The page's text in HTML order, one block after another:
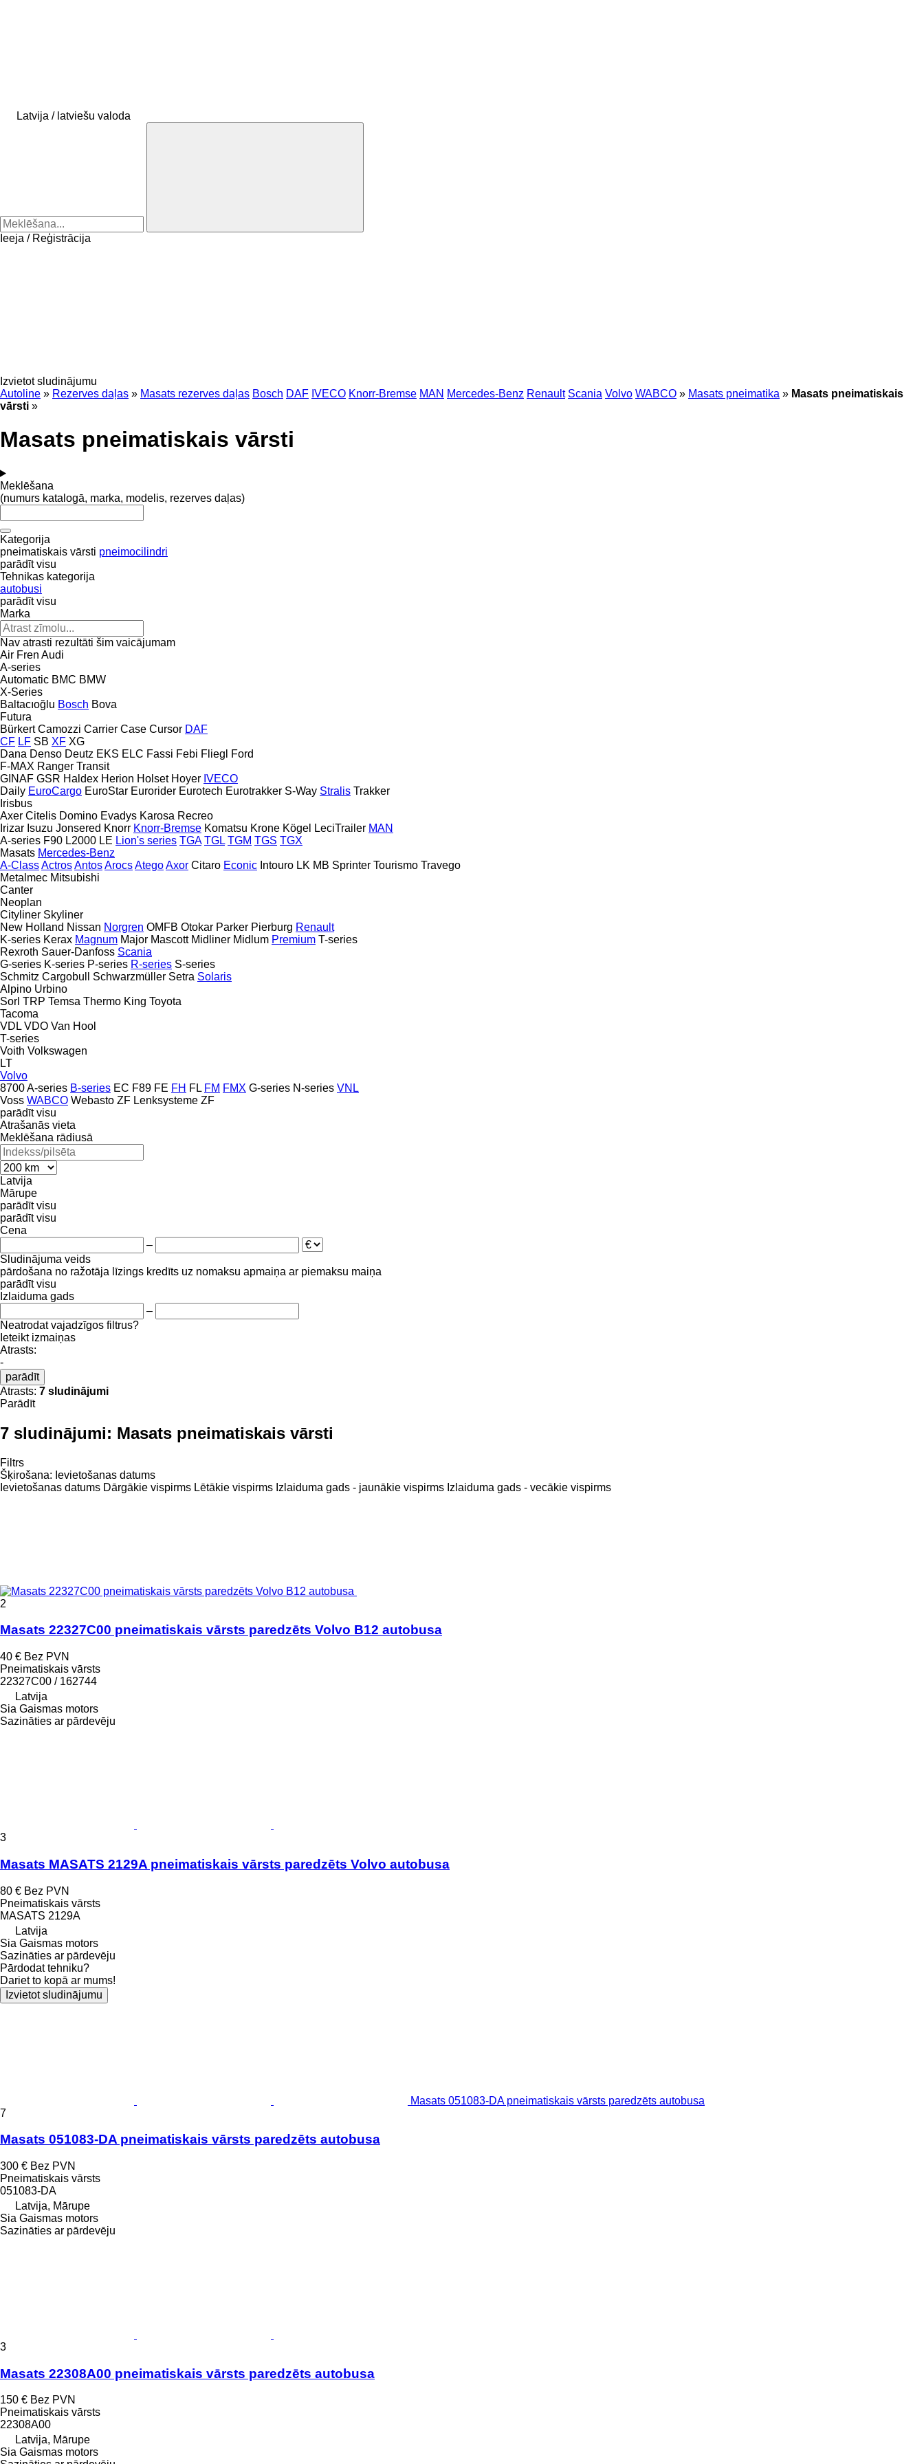
Latvija / latviešu valoda
Ieeja / Reģistrācija
Izvietot sludinājumu
Autoline » Rezerves daļas » Masats rezerves daļas Bosch DAF IVECO Knorr-Bremse MAN Mercedes-Benz Renault Scania Volvo WABCO » Masats pneimatika » Masats pneimatiskais
vārsti »
Masats pneimatiskais vārsti
Meklēšana
(numurs katalogā, marka, modelis, rezerves daļas)
Kategorija
pneimatiskais vārsti pneimocilindri
parādīt visu
Tehnikas kategorija
autobusi
parādīt visu
Marka
Nav atrasti rezultāti šim vaicājumam
Air Fren Audi
A-series
Automatic BMC BMW
X-Series
Baltacıoğlu Bosch Bova
Futura
Bürkert Camozzi Carrier Case Cursor DAF
CF LF SB XF XG
Dana Denso Deutz EKS ELC Fassi Febi Fliegl
Ford
F-MAX Ranger Transit
GINAF GSR Haldex Herion Holset Hoyer IVECO
Daily EuroCargo EuroStar Eurorider Eurotech Eurotrakker S-Way Stralis Trakker
Irisbus
Axer Citelis Domino Evadys Karosa Recreo
Irizar Isuzu Jonsered Knorr Knorr-Bremse Komatsu Krone Kögel LeciTrailer MAN
A-series F90 L2000 LE Lion's series TGA TGL TGM TGS TGX
Masats Mercedes-Benz
A-ClassActrosAntosArocsAtegoAxor Citaro Econic Intouro LK MB Sprinter Tourismo Travego
Metalmec Mitsubishi
Canter
Neoplan
Cityliner Skyliner
New Holland Nissan Norgren OMFB Otokar Parker Pierburg Renault
K-series Kerax Magnum Major Mascott Midliner Midlum Premium T-series
Rexroth Sauer-Danfoss Scania
G-series K-series P-series R-series S-series
Schmitz Cargobull
Schwarzmüller Setra Solaris
Alpino Urbino
Sorl TRP Temsa Thermo King Toyota
Tacoma
VDL VDO Van Hool
T-series
Voith Volkswagen
LT
Volvo
8700A-series B-series EC F89 FE FH FL FM FMX G-series N-series VNL
Voss WABCO Webasto ZF Lenksysteme ZF
parādīt visu
Atrašanās vieta
Meklēšana rādiusā
Latvija
Mārupe
parādīt visu
parādīt visu
Cena
–
Sludinājuma veids
pārdošana no ražotāja līzings kredīts uz nomaksu apmaiņa ar piemaksu maiņa
parādīt visu
Izlaiduma gads
–
Neatrodat vajadzīgos filtrus?
Ieteikt izmaiņas
Atrasts:
-
parādīt
Atrasts: 7 sludinājumi
Parādīt
7 sludinājumi: Masats pneimatiskais vārsti
Filtrs
Šķirošana: Ievietošanas datums
Ievietošanas datums Dārgākie vispirms Lētākie vispirms Izlaiduma gads - jaunākie vispirms Izlaiduma gads - vecākie vispirms
2
Masats 22327C00 pneimatiskais vārsts paredzēts Volvo B12 autobusa
40 € Bez PVN
Pneimatiskais vārsts
22327C00 / 162744
Latvija
Sia Gaismas motors
Sazināties ar pārdevēju
3
Masats MASATS 2129A pneimatiskais vārsts paredzēts Volvo autobusa
80 € Bez PVN
Pneimatiskais vārsts
MASATS 2129A
Latvija
Sia Gaismas motors
Sazināties ar pārdevēju
Pārdodat tehniku?
Dariet to kopā ar mums!
Izvietot sludinājumu
Masats 051083-DA pneimatiskais vārsts paredzēts autobusa
7
Masats 051083-DA pneimatiskais vārsts paredzēts autobusa
300 € Bez PVN
Pneimatiskais vārsts
051083-DA
Latvija, Mārupe
Sia Gaismas motors
Sazināties ar pārdevēju
3
Masats 22308A00 pneimatiskais vārsts paredzēts autobusa
150 € Bez PVN
Pneimatiskais vārsts
22308A00
Latvija, Mārupe
Sia Gaismas motors